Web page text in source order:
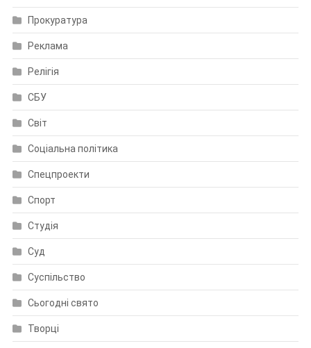
Прокуратура
Реклама
Релігія
СБУ
Світ
Соціальна політика
Спецпроекти
Спорт
Студія
Суд
Суспільство
Сьогодні свято
Творці